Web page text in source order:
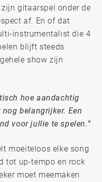
gitaarspel onder de
af. En of dat
instrumentalist die 4
blijft steeds
show zijn
hoe aandachtig
belangrijker. Een
voor jullie te spelen.”
moeiteloos elke song
tot up-tempo en rock
moet meemaken